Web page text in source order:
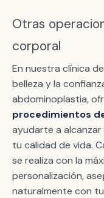
Otras
corporal
En nuestra clínica
belleza y la
abdominoplastia,
procedimientos
ayudarte a
tu calidad de vida.
se realiza con la
personalización,
naturalmente con